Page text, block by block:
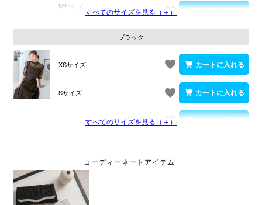
Mサイズ
残りわずかすべてのサイズを見る（＋）
ブラック
XSサイズ
Sサイズ
すべてのサイズを見る（＋）